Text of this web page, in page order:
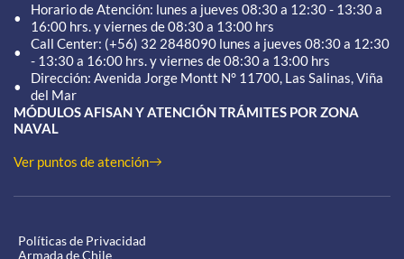
modo claro
Horario de Atención: lunes a jueves 08:30 a 12:30 - 13:30 a
16:00 hrs. y viernes de 08:30 a 13:00 hrs
Call Center: (+56) 32 2848090 lunes a jueves 08:30 a 12:30
- 13:30 a 16:00 hrs. y viernes de 08:30 a 13:00 hrs
Dirección: Avenida Jorge Montt N° 11700, Las Salinas, Viña
del Mar
MÓDULOS AFISAN Y ATENCIÓN TRÁMITES POR ZONA
NAVAL
Ver puntos de atención
Políticas de Privacidad
Armada de Chile